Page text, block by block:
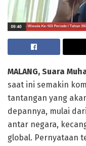
MALANG, Suara
saat ini semakin
tantangan yang
depannya, mulai
antar negara,
global. Pernyataan